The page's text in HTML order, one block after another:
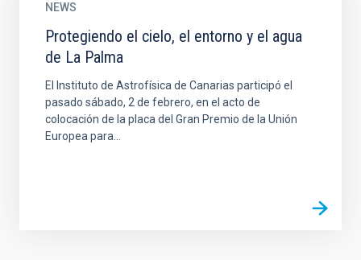
NEWS
Protegiendo el cielo, el entorno y el agua
de La Palma
El Instituto de Astrofísica de Canarias participó el
pasado sábado, 2 de febrero, en el acto de
colocación de la placa del Gran Premio de la Unión
Europea para...